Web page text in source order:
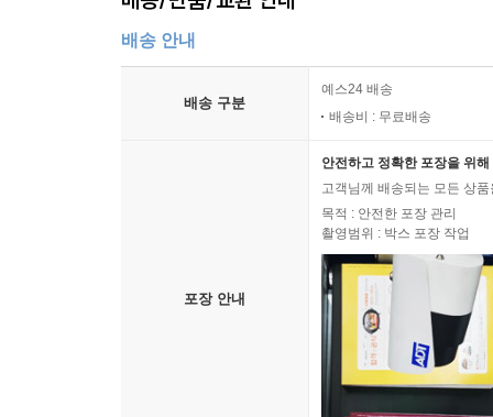
배송 안내
배송 구분
예스24 배송
배송비 : 무료배송
포장 안내
안전하고 정확한 포장을 위
고객님께 배송되는 모든 상
목적 : 안전한 포장 관리
촬영범위 : 박스 포장 작업